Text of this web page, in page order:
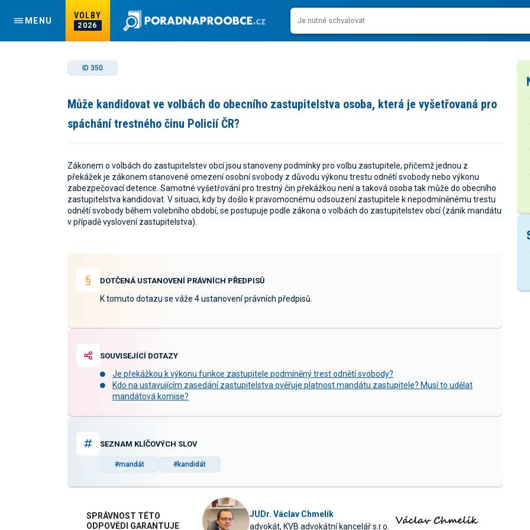
MENU
VOLBY
2026
ID 350
Může kandidovat ve volbách do obecního zastupitelstva osoba, která je vyšetřovaná pro
spáchání trestného činu Policií ČR?
Zákonem o volbách do zastupitelstev obcí jsou stanoveny podmínky pro volbu zastupitele, přičemž jednou z
překážek je zákonem stanovené omezení osobní svobody z důvodu výkonu trestu odnětí svobody nebo výkonu
zabezpečovací detence. Samotné vyšetřování pro trestný čin překážkou není a taková osoba tak může do obecního
zastupitelstva kandidovat. V situaci, kdy by došlo k pravomocnému odsouzení zastupitele k nepodmíněnému trestu
odnětí svobody během volebního období, se postupuje podle zákona o volbách do zastupitelstev obcí (zánik mandátu
v případě vyslovení zastupitelstva).
DOTČENÁ USTANOVENÍ PRÁVNÍCH PŘEDPISŮ
K tomuto dotazu se váže 4 ustanovení právních předpisů.
SOUVISEJÍCÍ DOTAZY
Je překážkou k výkonu funkce zastupitele podmíněný trest odnětí svobody?
Kdo na ustavujícím zasedání zastupitelstva ověřuje platnost mandátu zastupitele? Musí to udělat
mandátová komise?
SEZNAM KLÍČOVÝCH SLOV
#mandát #kandidát
SPRÁVNOST TÉTO
ODPOVĚDI GARANTUJE
JUDr. Václav Chmelík
advokát, KVB advokátní kancelář s.r.o.